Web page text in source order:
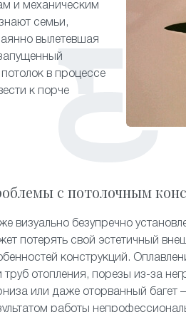
и механическим
семьи,
вылетевшая
в процессе
к порче
с потолочным
визуально безупречно
потерять свой эстетичный
конструкций.
труб отопления, порезы из-за
или даже оторванный багет
работы